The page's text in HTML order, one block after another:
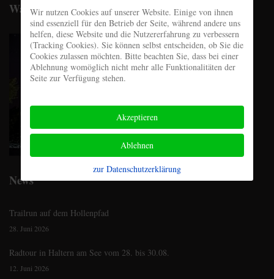
Wachshütte
News
Trailrun auf dem Hollenpfad
28. Juni 2026
Radtour in Haltern am See vom 28. bis 30.08.
12. Juni 2026
Wir nutzen Cookies auf unserer Website. Einige von ihnen
sind essenziell für den Betrieb der Seite, während andere uns
helfen, diese Website und die Nutzererfahrung zu verbessern
(Tracking Cookies). Sie können selbst entscheiden, ob Sie die
Cookies zulassen möchten. Bitte beachten Sie, dass bei einer
Ablehnung womöglich nicht mehr alle Funktionalitäten der
Seite zur Verfügung stehen.
Akzeptieren
Ablehnen
zur Datenschutzerklärung